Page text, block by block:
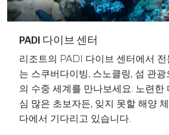
PADI 다이브 센터
리조트의 PADI 다이브 센터에서
는 스쿠버다이빙, 스노클링, 섬 관광
의 수중 세계를 만나보세요. 노련한
심 많은 초보자든, 잊지 못할 해양
다에서 기다리고 있습니다.